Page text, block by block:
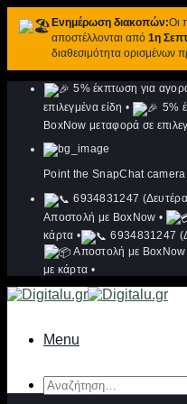
Ενημέρωση διακοπών:Οι
αποστέλλονται από1η
διαθεσιμότητα ορισμένων
περιεχόμενο
5% έκπτωση για
επιλεγμένα είδη • 5%
BoxNow μεταφορά σε
Point the SnapChat
6934831247
Αποστολή με BoxNow •
κάρτα • 6934831247
Αποστολή με BoxNow
με κάρτα •
Menu
Αναζήτηση
για: